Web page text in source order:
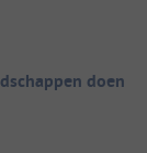
doen